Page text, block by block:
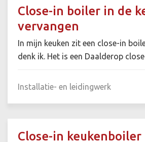
Close-in boiler in de
vervangen
In mijn keuken zit een close-in
denk ik. Het is een Daalderop
Installatie- en leidingwerk
Close-in keukenboiler